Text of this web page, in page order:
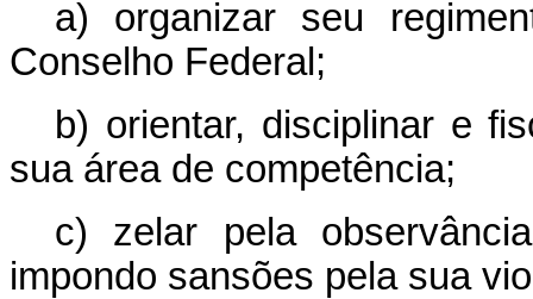
a) organizar seu
Conselho Federal;
b) orientar, disciplinar e
sua área de competência;
c) zelar pela
impondo sansões pela sua